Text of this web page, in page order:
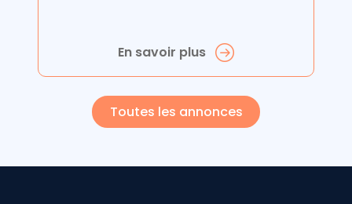
En savoir plus
Toutes les annonces